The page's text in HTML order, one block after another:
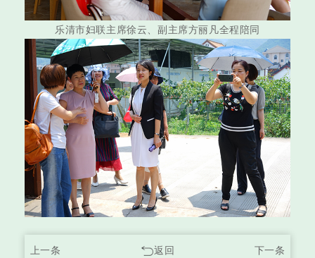
乐清市妇联主席徐云、副主席方丽凡全程陪同
上一条 返回 下一条